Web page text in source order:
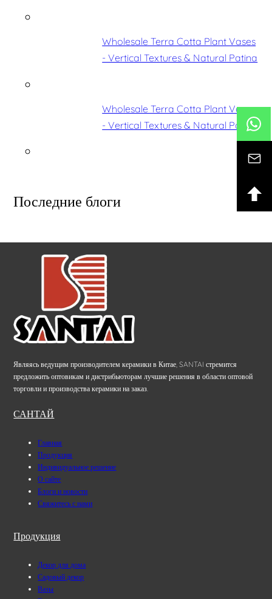
Wholesale Terra Cotta Plant Vases
- Vertical Textures & Natural Patina
Wholesale Terra Cotta Plant Vases
- Vertical Textures & Natural Patina
Последние блоги
Являясь ведущим производителем керамики в Китае, SANTAI стремится
предложить оптовикам и дистрибьюторам лучшие решения в области оптовой
торговли и производства керамики на заказ.
САНТАЙ
Главная
Продукция
Индивидуальное решение
О сайте
Блоги и новости
Свяжитесь с нами
Продукция
Декор для дома
Садовый декор
Вазы